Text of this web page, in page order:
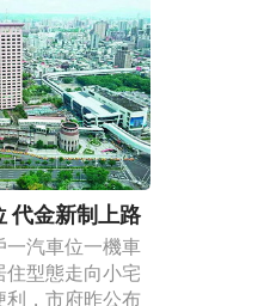
代金新制上路
一汽車位一機車
型態走向小宅
利，市府昨公布